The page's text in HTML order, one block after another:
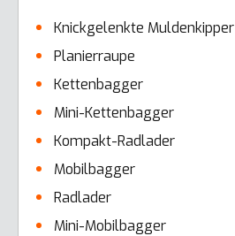
Knickgelenkte Muldenkipper
Planierraupe
Kettenbagger
Mini-Kettenbagger
Kompakt-Radlader
Mobilbagger
Radlader
Mini-Mobilbagger